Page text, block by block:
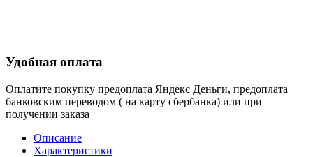
Удобная оплата
Оплатите покупку предоплата Яндекс Деньги, предоплата
банковским переводом ( на карту сбербанка) или при
получении заказа
Описание
Характеристики